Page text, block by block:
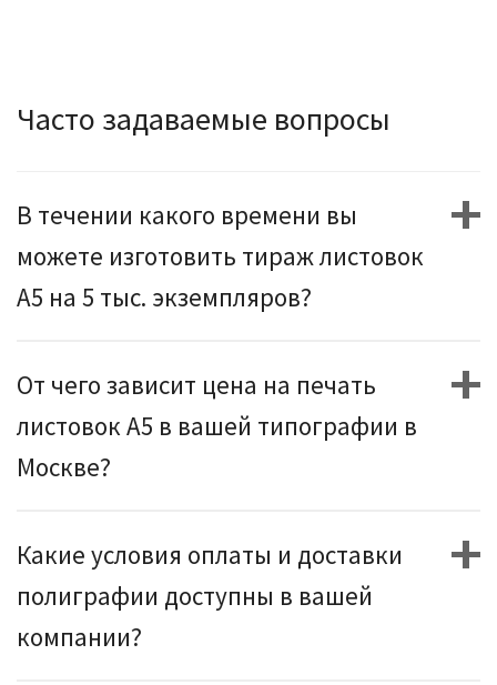
Часто задаваемые вопросы
В течении какого времени вы
можете изготовить тираж листовок
А5 на 5 тыс. экземпляров?
От чего зависит цена на печать
листовок А5 в вашей типографии в
Москве?
Какие условия оплаты и доставки
полиграфии доступны в вашей
компании?